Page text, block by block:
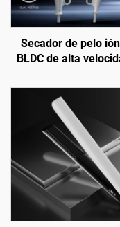
Secador de pelo
BLDC de alta